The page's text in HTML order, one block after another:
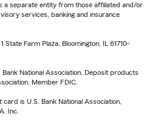
a separate entity from those affiliated and/or
services, banking and insurance
Farm Plaza, Bloomington, IL 61710-
National Association. Deposit products
Member FDIC.
is U.S. Bank National Association,
Inc.